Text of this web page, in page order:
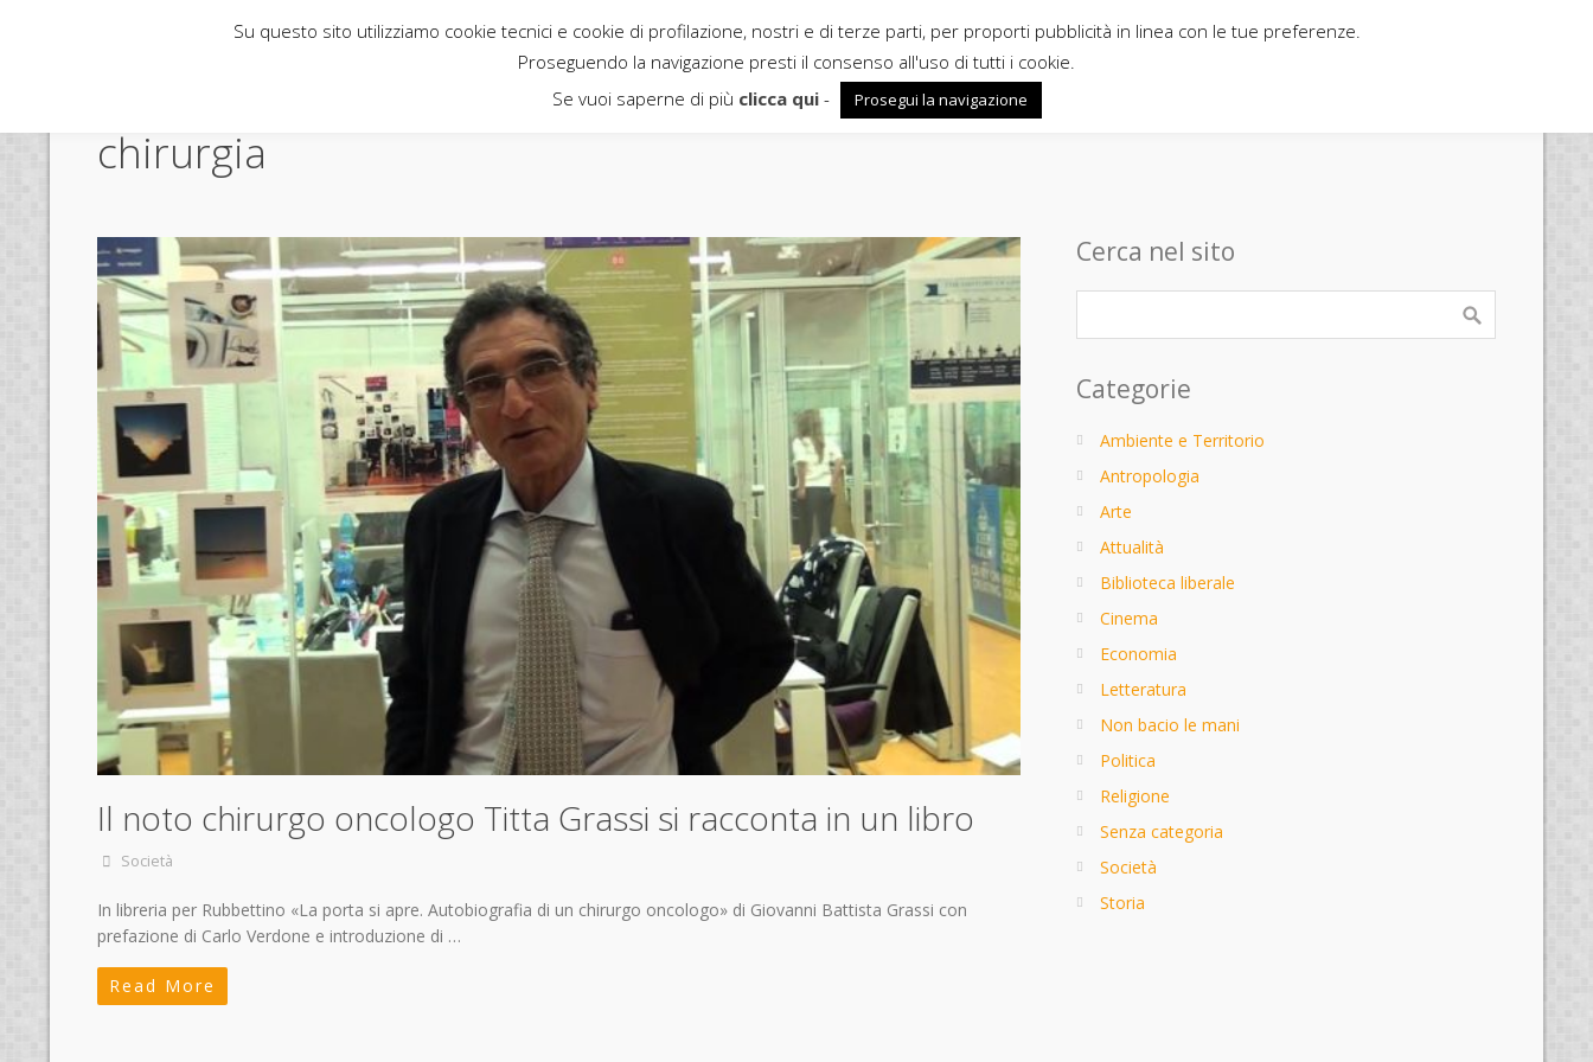
Rubbettino News
chirurgia
Il noto chirurgo oncologo Titta Grassi si racconta in un libro
Società
In libreria per Rubbettino «La porta si apre. Autobiografia di un chirurgo oncologo» di Giovanni Battista Grassi con
prefazione di Carlo Verdone e introduzione di …
Read More
Cerca nel sito
Categorie
Ambiente e Territorio
Antropologia
Arte
Attualità
Biblioteca liberale
Cinema
Economia
Letteratura
Non bacio le mani
Politica
Religione
Senza categoria
Società
Storia
Su questo sito utilizziamo cookie tecnici e cookie di profilazione, nostri e di terze parti, per proporti pubblicità in linea con le tue preferenze.
Proseguendo la navigazione presti il consenso all'uso di tutti i cookie.
Se vuoi saperne di più clicca qui- Prosegui la navigazione